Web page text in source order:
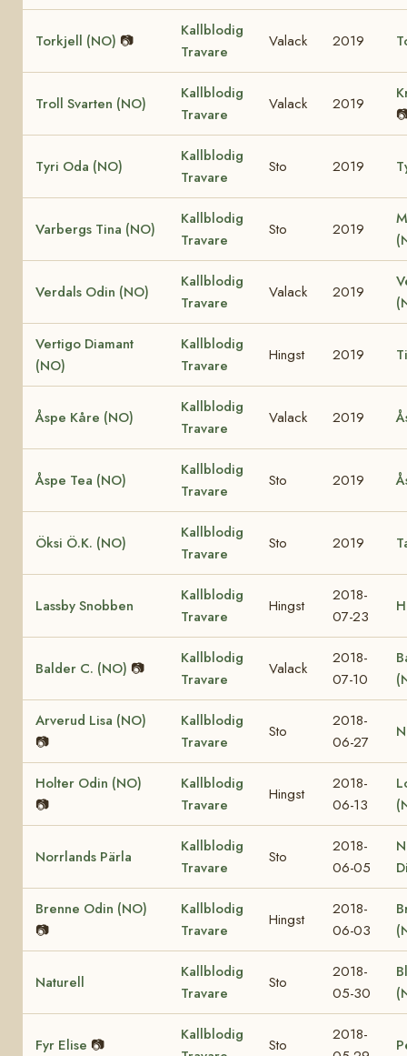
Torkjell (NO) 📷
Kallblodig
Travare
Valack 2019
Troll Svarten (NO)
Kallblodig
Travare
Valack 2019
Tyri Oda (NO)
Kallblodig
Travare
Sto 2019
Varbergs Tina (NO)
Kallblodig
Travare
Sto 2019
Verdals Odin (NO)
Kallblodig
Travare
Valack 2019
Vertigo Diamant
(NO)
Kallblodig
Travare
Hingst 2019
Åspe Kåre (NO)
Kallblodig
Travare
Valack 2019
Åspe Tea (NO)
Kallblodig
Travare
Sto 2019
Öksi Ö.K. (NO)
Kallblodig
Travare
Sto 2019
Lassby Snobben
Kallblodig
Travare
Hingst
2018-
07-23
Balder C. (NO) 📷
Kallblodig
Travare
Valack
2018-
07-10
Arverud Lisa (NO)
📷
Kallblodig
Travare
Sto
2018-
06-27
Holter Odin (NO)
📷
Kallblodig
Travare
Hingst
2018-
06-13
Norrlands Pärla
Kallblodig
Travare
Sto
2018-
06-05
Brenne Odin (NO)
📷
Kallblodig
Travare
Hingst
2018-
06-03
Naturell
Kallblodig
Travare
Sto
2018-
05-30
Fyr Elise 📷
Kallblodig
Sto
2018-